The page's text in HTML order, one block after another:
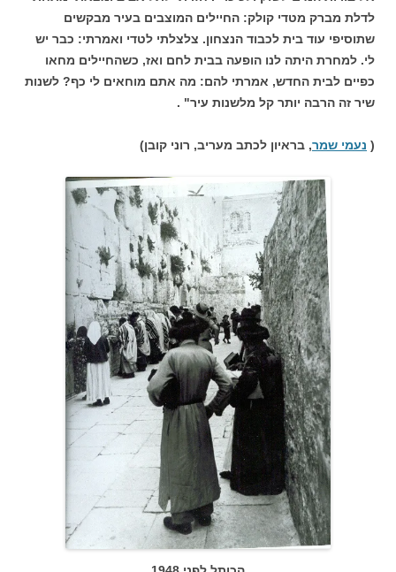
לדלת מברק מטדי קולק: החיילים המוצבים בעיר מבקשים
שתוסיפי עוד בית לכבוד הנצחון. צלצלתי לטדי ואמרתי: כבר יש
לי. למחרת היתה לנו הופעה בבית לחם ואז, כשהחיילים מחאו
כפיים לבית החדש, אמרתי להם: מה אתם מוחאים לי כף? לשנות
שיר זה הרבה יותר קל מלשנות עיר" .
( נעמי שמר, בראיון לכתב מעריב, רוני קובן)